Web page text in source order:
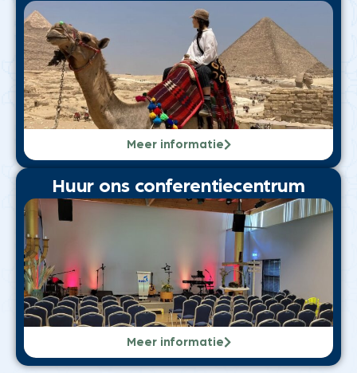
Meer informatie
Huur ons conferentiecentrum
Meer informatie